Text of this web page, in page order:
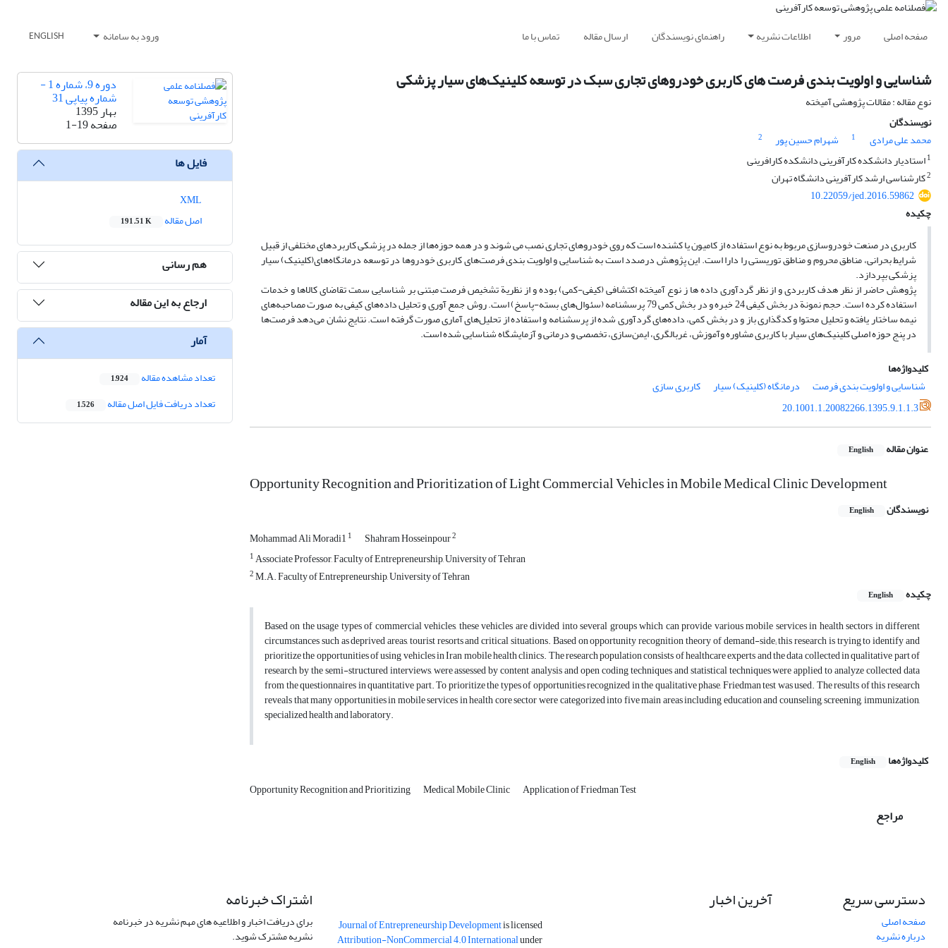
صفحه اصلی مرور اطلاعات نشریه راهنمای نویسندگان ارسال مقاله تماس با ما ورود به سامانه ENGLISH
شناسایی و اولویت بندی فرصت های کاربری خودروهای تجاری سبک در توسعه کلینیک‌های سیار پزشکی
نوع مقاله : مقالات پژوهشی آمیخته
نویسندگان
محمد علی مرادی
1 شهرام حسین پور
2
1استادیار دانشکده کارآفرینی دانشکده کارافرینی
2کارشناسی ارشد کارآفرینی دانشگاه تهران
10.22059/jed.2016.59862
چکیده
کاربری در صنعت خودروسازی مربوط به نوع استفاده از کامیون یا کشنده است که روی خودروهای تجاری نصب می شوند و در همه حوزه‌ها از جمله در پزشکی کاربردهای مختلفی از قبیل
شرایط بحرانی، مناطق محروم و مناطق توریستی را دارا است. این پژوهش درصدد است به شناسایی و اولویت بندی فرصت‌های کاربری خودروها در توسعه درمانگاه‌های(کلینیک) سیار
پزشکی بپردازد.
پژوهش حاضر از نظر هدف کاربردی و از نظر گردآوری داده ها ز نوع آمیخته اکتشافی (کیفی-کمی) بوده و از نظریة تشخیص فرصت مبتنی بر شناسایی سمت تقاضای کالاها و خدمات
استفاده کرده است. حجم نمونة در بخش کیفی 24 خبره و در بخش کمی 79 پرسشنامه (سئوال‌های بسته-پاسخ) است. روش جمع آوری و تحلیل داده‌های کیفی به صورت مصاحبه‌های
نیمه ساختار یافته و تحلیل محتوا و کدگذاری باز و در بخش کمی، داده‌های گردآوری ‌شده از پرسشنامه و استفاده از تحلیل‌های آماری صورت گرفته است. نتایج نشان می‌دهد فرصت‌ها
در پنج حوزه اصلی کلینیک‌های سیار با کاربری مشاوره وآموزش، غربالگری، ایمن‌سازی، تخصصی و درمانی و آزمایشگاه شناسایی شده است.
کلیدواژه‌ها
شناسایی و اولویت بندی فرصت
درمانگاه (کلینیک) سیار
کاربری سازی
20.1001.1.20082266.1395.9.1.1.3
عنوان مقاله English
Opportunity Recognition and Prioritization of Light Commercial Vehicles in Mobile Medical Clinic Development
نویسندگان English
Mohammad Ali Moradi1 1 Shahram Hosseinpour2
1Associate Professor, Faculty of Entrepreneurship, University of Tehran
2M.A. Faculty of Entrepreneurship, University of Tehran
چکیده
English
Based on the usage types of commercial vehicles, these vehicles are divided into several groups which can provide various mobile services in health sectors in different
circumstances such as deprived areas, tourist resorts and critical situations. Based on opportunity recognition theory of demand-side; this research is trying to identify and
prioritize the opportunities of using vehicles in Iran mobile health clinics. The research population consists of healthcare experts and the data collected in qualitative part of
research by the semi-structured interviews, were assessed by content analysis and open coding techniques and statistical techniques were applied to analyze collected data
from the questionnaires in quantitative part. To prioritize the types of opportunities recognized in the qualitative phase, Friedman test was used. The results of this research
reveals that many opportunities in mobile services in health core sector were categorized into five main areas including education and counseling, screening, immunization,
specialized health and laboratory.
کلیدواژه‌ها English
Opportunity Recognition and Prioritizing Medical Mobile Clinic Application of Friedman Test
مراجع
دوره 9، شماره 1 -
شماره پیاپی 31
بهار 1395
صفحه1-19
فایل ها
اصل مقاله
191.51 K
هم رسانی
ارجاع به این مقاله
آمار
تعداد مشاهده مقاله 1,924
تعداد دریافت فایل اصل مقاله 1,526
دسترسی سریع
صفحه اصلی
درباره نشریه
آخرین اخبار
Journal of Entrepreneurship Developmentis licensed
under
Attribution-NonCommercial 4.0 International
اشتراک خبرنامه
برای دریافت اخبار و اطلاعیه های مهم نشریه در خبرنامه
نشریه مشترک شوید.